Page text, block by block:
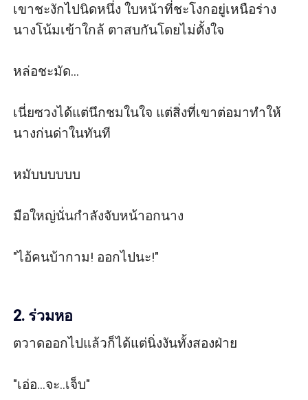
เขาชะงักไปนิดหนึ่ง ใบหน้าที่ชะโงกอยู่เหนือร่าง
นางโน้มเข้าใกล้ ตาสบกันโดยไม่ตั้งใจ
หล่อชะมัด...
เนี่ยซวงได้แต่นึกชมในใจ แต่สิ่งที่เขาต่อมาทำให้
นางก่นด่าในทันที
หมับบบบบบ
มือใหญ่นั่นกำลังจับหน้าอกนาง
"ไอ้คนบ้ากาม! ออกไปนะ!"
2. ร่วมหอ
ตวาดออกไปแล้วก็ได้แต่นิ่งงันทั้งสองฝ่าย
"เอ่อ...จะ..เจ็บ"